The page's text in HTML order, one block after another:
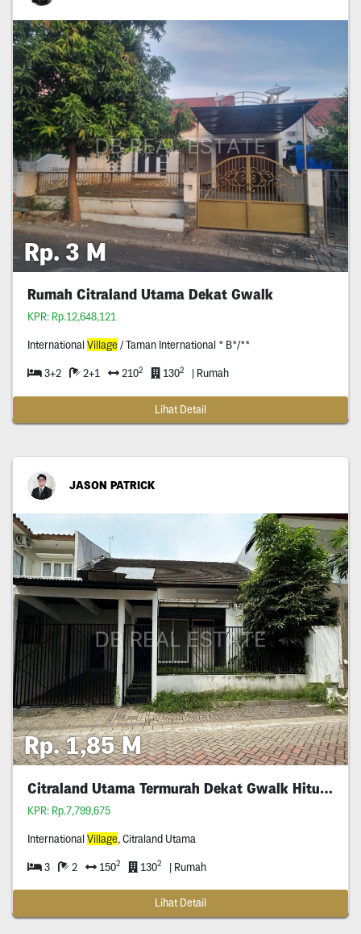
Rp. 3 M
Rumah Citraland Utama Dekat Gwalk
KPR: Rp.12,648,121
InternationalVillage/ Taman International * B*/**
3+2 2+1 2102 1302 | Rumah
Lihat Detail
JASON PATRICK
Rp. 1,85 M
Citraland Utama Termurah Dekat Gwalk Hitung Tanah
KPR: Rp.7,799,675
InternationalVillage, Citraland Utama
3 2 1502 1302 | Rumah
Lihat Detail